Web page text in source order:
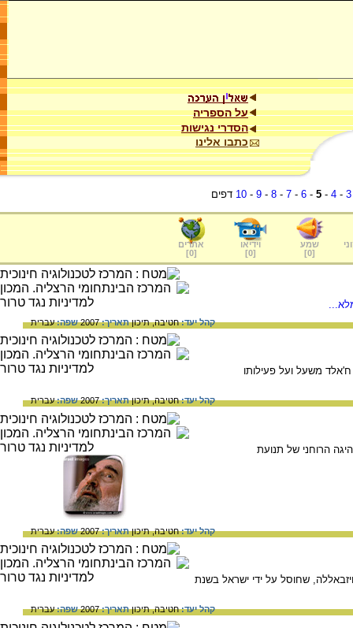
על הספריה
הסדרי נגישות
כתבו אלינו
3
-
4
-
5
-
6
-
7
-
8
-
9
-
10 דפים
שמע
[
0
]
וידיאו
[
0
]
אתרים
[
0
]
קהל יעד:חטיבה,תיכוןתאריך:2007 שפה:עברית
משעל ועל פעילותו
קהל יעד:חטיבה,תיכוןתאריך:2007 שפה:עברית
הרוחני של תנועת
קהל יעד:חטיבה,תיכוןתאריך:2007 שפה:עברית
שחוסל על ידי ישראל בשנת
קהל יעד:חטיבה,תיכוןתאריך:2007 שפה:עברית